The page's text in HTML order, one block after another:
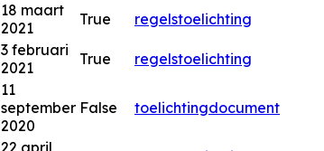
18 maart
2021
True regelstoelichting
3 februari
2021
True regelstoelichting
11
september
2020
False toelichtingdocument